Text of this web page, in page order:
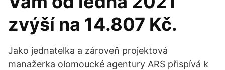
zvýší na 14.807 Kč.
Jako jednatelka a zároveň projektová
manažerka olomoucké agentury ARS přispívá k